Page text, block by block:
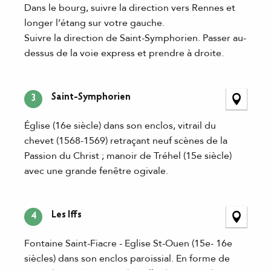
Dans le bourg, suivre la direction vers Rennes et
longer l’étang sur votre gauche.
Suivre la direction de Saint-Symphorien. Passer au-
dessus de la voie express et prendre à droite.
3 Saint-Symphorien
Église (16e siècle) dans son enclos, vitrail du
chevet (1568-1569) retraçant neuf scènes de la
Passion du Christ ; manoir de Tréhel (15e siècle)
avec une grande fenêtre ogivale.
4 Les Iffs
Fontaine Saint-Fiacre - Eglise St-Ouen (15e- 16e
siècles) dans son enclos paroissial. En forme de